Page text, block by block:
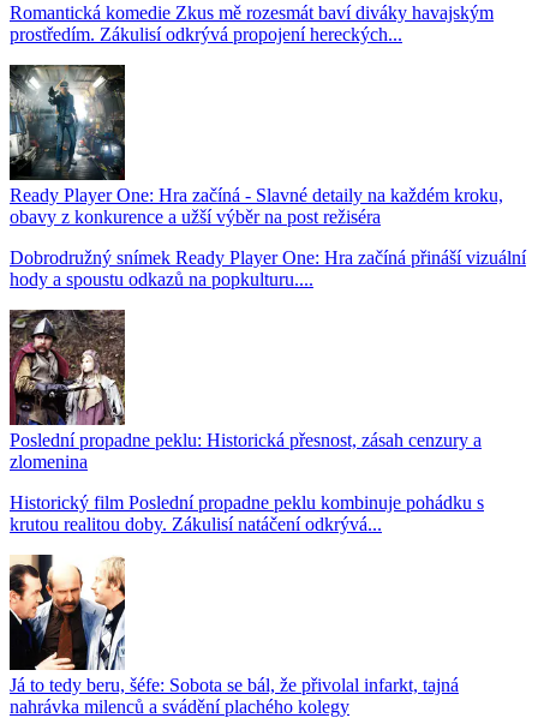
Romantická komedie Zkus mě rozesmát baví diváky havajským
prostředím. Zákulisí odkrývá propojení hereckých...
Ready Player One: Hra začíná - Slavné detaily na každém kroku,
obavy z konkurence a užší výběr na post režiséra
Dobrodružný snímek Ready Player One: Hra začíná přináší vizuální
hody a spoustu odkazů na popkulturu....
Poslední propadne peklu: Historická přesnost, zásah cenzury a
zlomenina
Historický film Poslední propadne peklu kombinuje pohádku s
krutou realitou doby. Zákulisí natáčení odkrývá...
Já to tedy beru, šéfe: Sobota se bál, že přivolal infarkt, tajná
nahrávka milenců a svádění plachého kolegy